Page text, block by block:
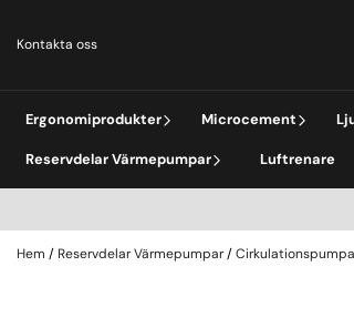
Kontakta oss
Ergonomiprodukter Microcement
Reservdelar Värmepumpar Luftrenare
Hem / Reservdelar Värmepumpar/